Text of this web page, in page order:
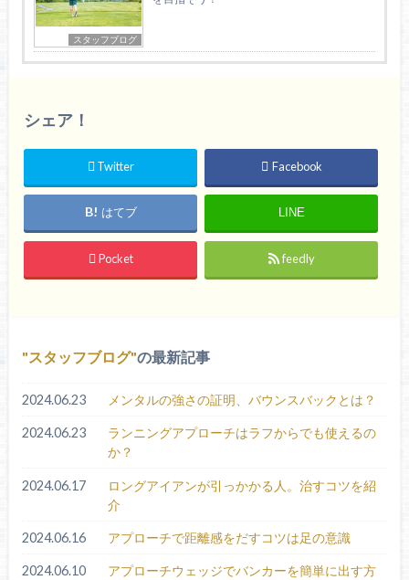
スタッフブログ
シェア！
Twitter Facebook
はてブ LINE
Pocket feedly
スタッフブログ の最新記事
2024.06.23 メンタルの強さの証明、バウンスバックとは？
2024.06.23
ランニングアプローチはラフからでも使えるの
か？
2024.06.17
ロングアイアンが引っかかる人。治すコツを紹
介
2024.06.16 アプローチで距離感をだすコツは足の意識
2024.06.10
アプローチウェッジでバンカーを簡単に出す方